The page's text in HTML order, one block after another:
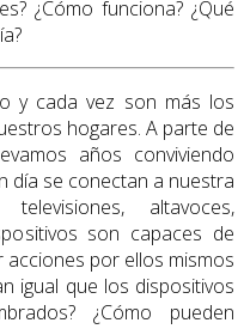
¿Cómo funciona? ¿Qué
y cada vez son más los
hogares. A parte de
años conviviendo
día se conectan a nuestra
altavoces,
son capaces de
por ellos mismos
igual que los dispositivos
¿Cómo pueden